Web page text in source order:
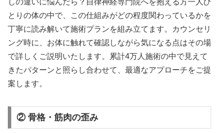
しの違いに悩んだら？自律神経専門院へを抱える方一人ひ
とりの体の中で、この仕組みがどの程度関わっているかを
丁寧に読み解いて施術プランを組み立てます。カウンセリ
ング時に、お体に触れて確認しながら気になる点はその場
で詳しくご説明いたします。累計4万人施術の中で見えて
きたパターンと照らし合わせて、最適なアプローチをご提
案します。
② 骨格・筋肉の歪み